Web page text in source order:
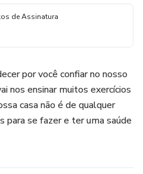
de Assinatura
por você confiar no nosso
nos ensinar muitos exercícios
casa não é de qualquer
para se fazer e ter uma saúde